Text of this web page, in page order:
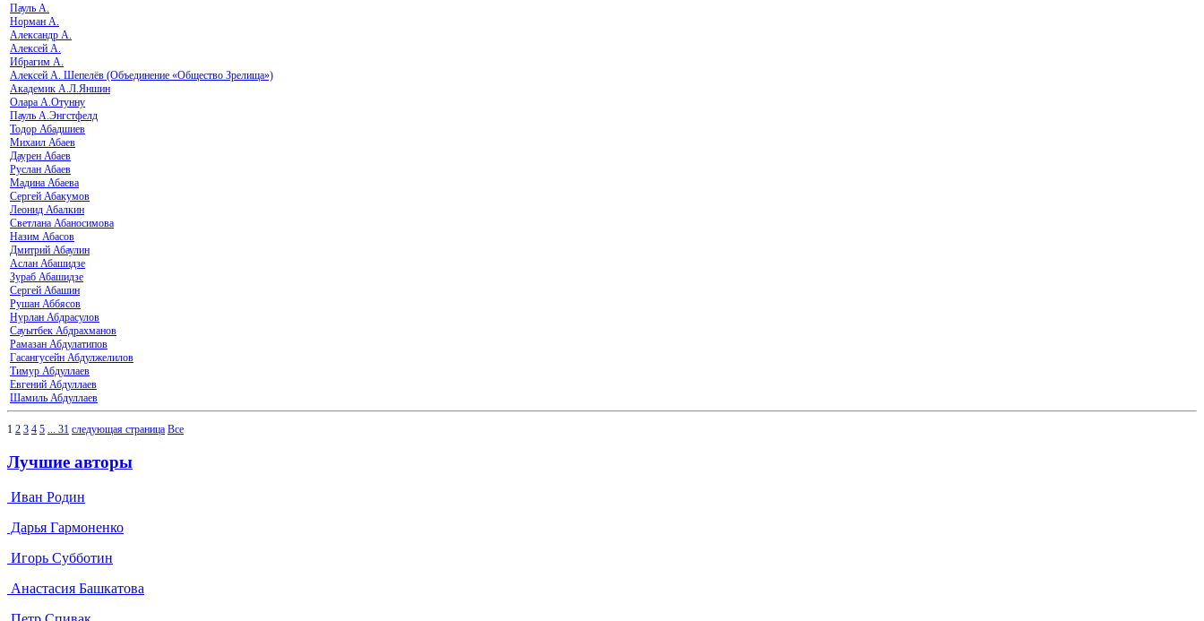
Пауль А.
Норман А.
Александр А.
Алексей А.
Ибрагим А.
Алексей А. Шепелёв (Объединение «Общество Зрелища»)
Академик А.Л.Яншин
Олара А.Отунну
Пауль А.Энгстфелд
Тодор Абадшиев
Михаил Абаев
Даурен Абаев
Руслан Абаев
Мадина Абаева
Сергей Абакумов
Леонид Абалкин
Светлана Абаносимова
Назим Абасов
Дмитрий Абаулин
Аслан Абашидзе
Зураб Абашидзе
Сергей Абашин
Рушан Аббясов
Нурлан Абдрасулов
Сауытбек Абдрахманов
Рамазан Абдулатипов
Гасангусейн Абдулжелилов
Тимур Абдуллаев
Евгений Абдуллаев
Шамиль Абдуллаев
1 2 3 4 5 31 следующая страница Все
Лучшие авторы
Иван Родин
Дарья Гармоненко
Игорь Субботин
Анастасия Башкатова